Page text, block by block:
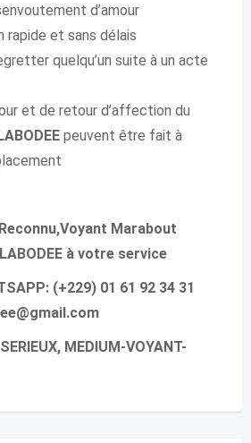
d’amour
rapide et sans délais
quelqu’un suite à un acte
et de retour d’affection du
peuvent être fait à
Marabout
à votre service
(+229) 01 61 92 34 31
MEDIUM-VOYANT-